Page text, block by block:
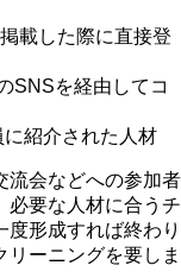
載した際に直接登
SNSを経由してコ
紹介された人材
流会などへの参加者
必要な人材に合うチ
形成すれば終わり
ーニングを要しま